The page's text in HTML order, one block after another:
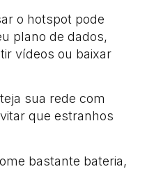
o hotspot pode
plano de dados,
vídeos ou baixar
sua rede com
que estranhos
bastante bateria,